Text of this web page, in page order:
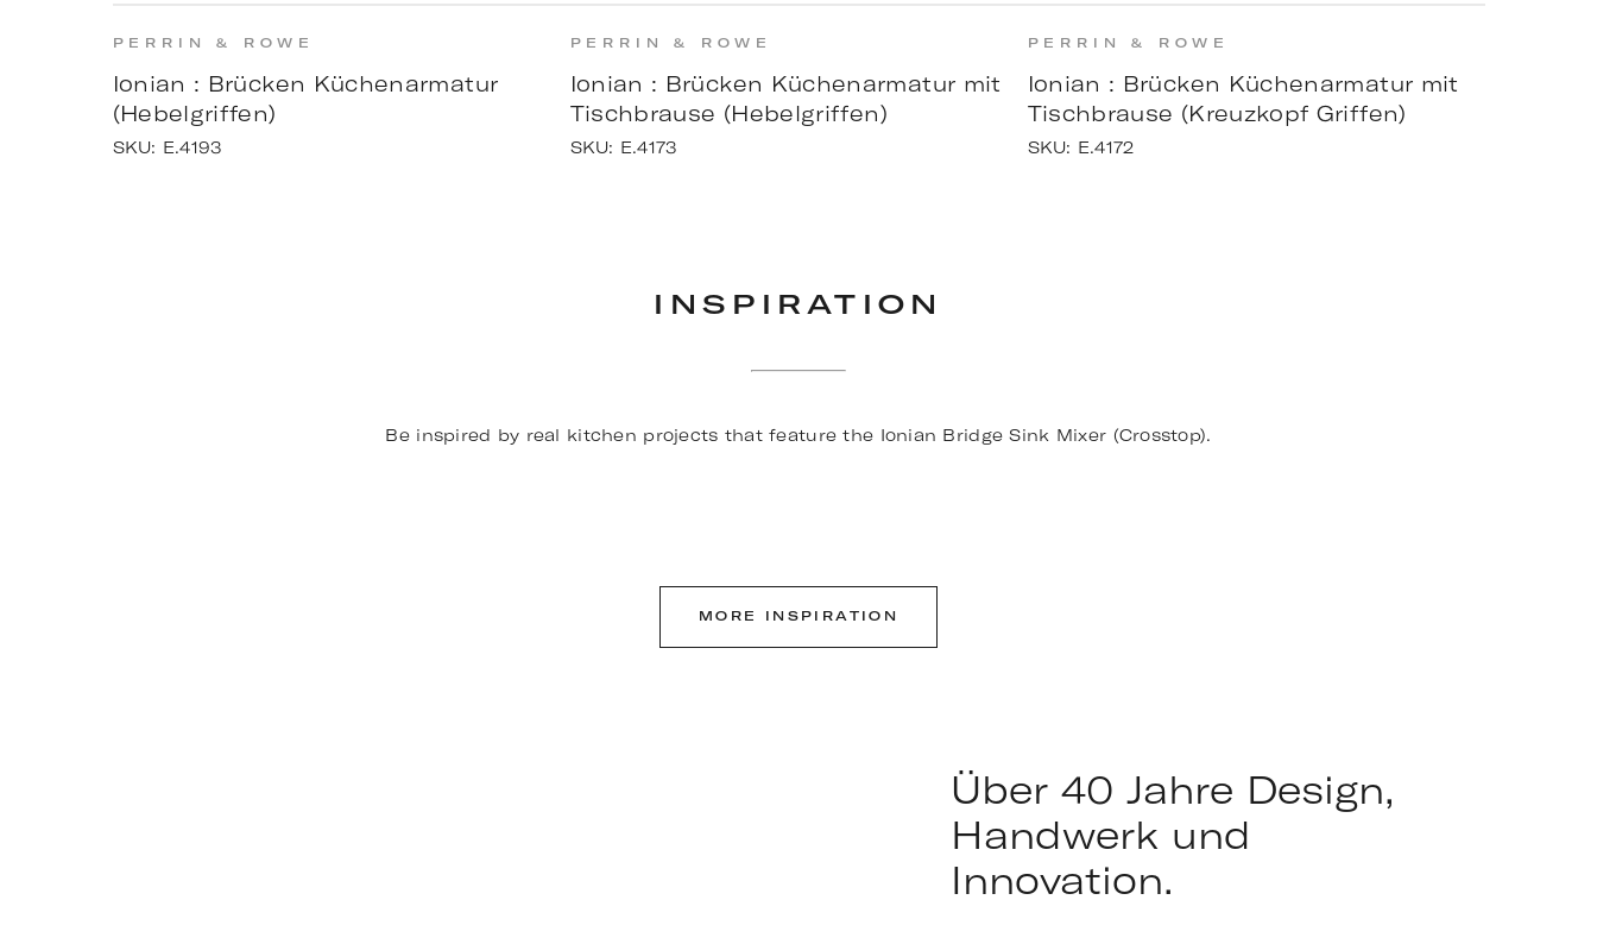
PERRIN & ROWE
Ionian : Brücken Küchenarmatur
(Hebelgriffen)
SKU: E.4193
PERRIN & ROWE
Ionian : Brücken Küchenarmatur mit
Tischbrause (Hebelgriffen)
SKU: E.4173
PERRIN & ROWE
Ionian : Brücken Küchenarmatur mit
Tischbrause (Kreuzkopf Griffen)
SKU: E.4172
INSPIRATION
Be inspired by real kitchen projects that feature the Ionian Bridge Sink Mixer (Crosstop).
MORE INSPIRATION
Über 40 Jahre Design,
Handwerk und
Innovation.